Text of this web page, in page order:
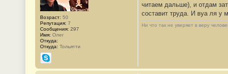
Возраст: 50
Репутация: 7
Сообщения: 297
Имя: Олег
Откуда:
Откуда: Тольятти
Skype
н
и
#
читаем дальше), и отдам
составит труда. И вуа ля у
Ни что так не уверяет в веру